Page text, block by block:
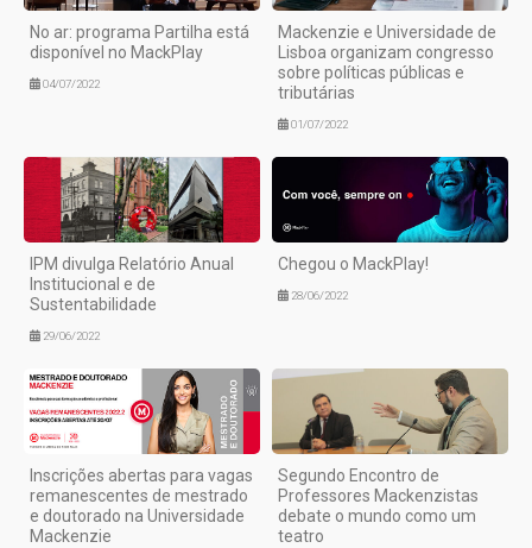
No ar: programa Partilha está
disponível no MackPlay
04/07/2022
Mackenzie e Universidade de
Lisboa organizam congresso
sobre políticas públicas e
tributárias
01/07/2022
IPM divulga Relatório Anual
Institucional e de
Sustentabilidade
29/06/2022
Chegou o MackPlay!
28/06/2022
Inscrições abertas para vagas
remanescentes de mestrado
e doutorado na Universidade
Mackenzie
Segundo Encontro de
Professores Mackenzistas
debate o mundo como um
teatro